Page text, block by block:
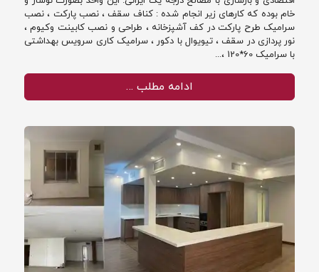
خام بوده که کارهای زیر انجام شده : کناف سقف ، نصب پارکت ، نصب
سرامیک طرح پارکت در کف آشپزخانه ، طراحی و نصب کابینت وکیوم ،
نور پردازی در سقف ، تیویوال با دکور ، سرامیک کاری سرویس بهداشتی
با سرامیک 60*120 ،...
ادامه مطلب …